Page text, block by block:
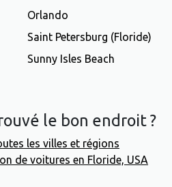
Orlando
Saint Petersburg (Floride)
Sunny Isles Beach
le bon endroit ?
les villes et régions
de voitures en Floride, USA